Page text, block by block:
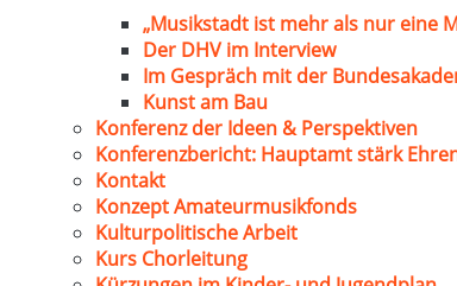
„Musikstadt ist mehr als nur eine
Der DHV im Interview
Im Gespräch mit der
Kunst am Bau
Konferenz der Ideen & Perspektiven
Konferenzbericht: Hauptamt stärk
Kontakt
Konzept Amateurmusikfonds
Kulturpolitische Arbeit
Kurs Chorleitung